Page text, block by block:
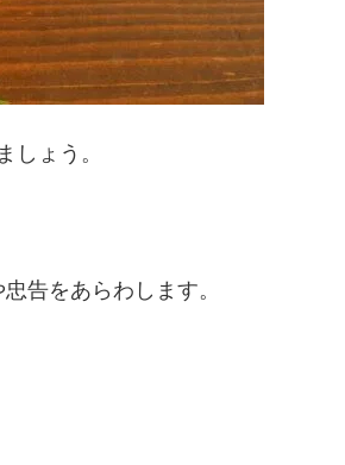
しょう。
告をあらわします。